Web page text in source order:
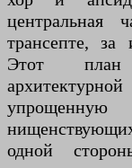
центральная
трансепте, за
Этот план
одной